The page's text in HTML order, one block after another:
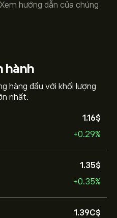
hành
hàng đầu với khối lượng
nhất.
1.16‎$‎
+0.29%
1.35‎$‎
+0.35%
1.39‎C$‎
hướng dẫn của chúng